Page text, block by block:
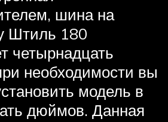
шина на
Штиль 180
четырнадцать
необходимости вы
модель в
дюймов. Данная